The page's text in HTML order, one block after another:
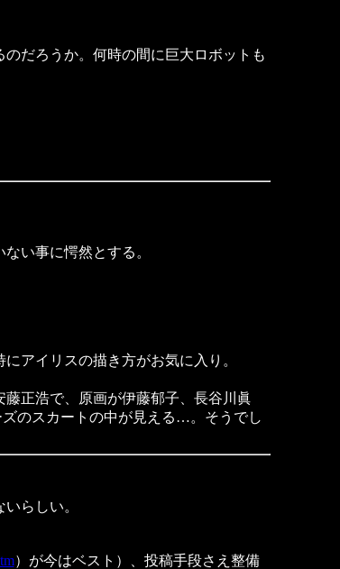
だろうか。何時の間に巨大ロボットも
い事に愕然とする。
アイリスの描き方がお気に入り。
正浩で、原画が伊藤郁子、長谷川眞
のスカートの中が見える…。そうでし
らしい。
）が今はベスト）、投稿手段さえ整備